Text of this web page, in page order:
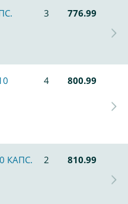
3
776.99
4 800.99
КАПС. 2
810.99